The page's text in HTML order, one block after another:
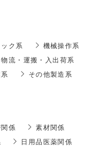
ク系
機械操作系
物流・運搬・入出荷系
その他製造系
係
素材関係
日用品医薬関係